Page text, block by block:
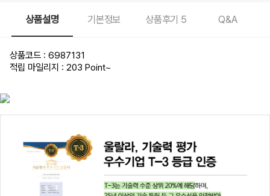
상품설명 기본정보 상품후기 5 Q&A
상품코드 : 6987131
적립 마일리지 : 203 Point~